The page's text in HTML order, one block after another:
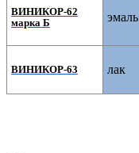
ВИНИКОР-62
марка Б
эмаль
ВИНИКОР-63 лак